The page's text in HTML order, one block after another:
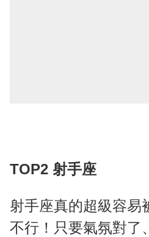
TOP2 射手座
射手座真的超級容易
不行！只要氣氛對了